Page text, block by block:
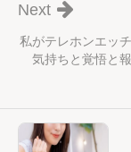
私がテレホンエッ
気持ちと覚悟と
Next